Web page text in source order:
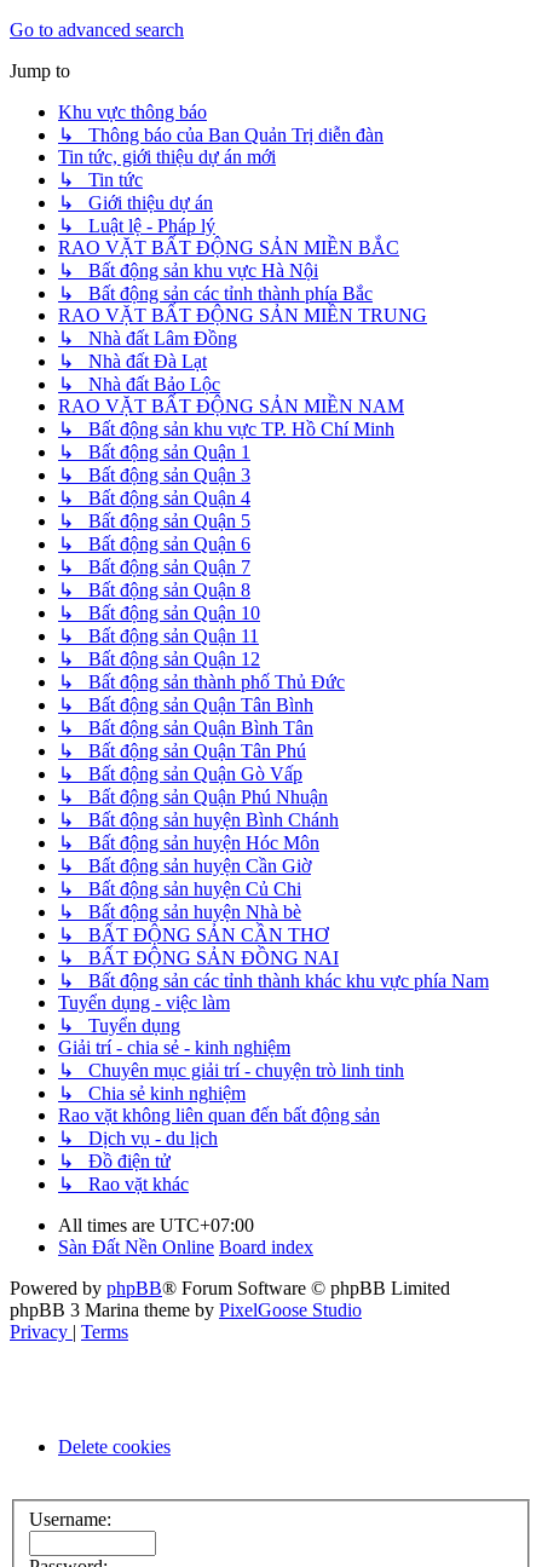
Go to advanced search
Jump to
Khu vực thông báo
↳ Thông báo của Ban Quản Trị diễn đàn
Tin tức, giới thiệu dự án mới
↳ Tin tức
↳ Giới thiệu dự án
↳ Luật lệ - Pháp lý
RAO VẶT BẤT ĐỘNG SẢN MIỀN BẮC
↳ Bất động sản khu vực Hà Nội
↳ Bất động sản các tỉnh thành phía Bắc
RAO VẶT BẤT ĐỘNG SẢN MIỀN TRUNG
↳ Nhà đất Lâm Đồng
↳ Nhà đất Đà Lạt
↳ Nhà đất Bảo Lộc
RAO VẶT BẤT ĐỘNG SẢN MIỀN NAM
↳ Bất động sản khu vực TP. Hồ Chí Minh
↳ Bất động sản Quận 1
↳ Bất động sản Quận 3
↳ Bất động sản Quận 4
↳ Bất động sản Quận 5
↳ Bất động sản Quận 6
↳ Bất động sản Quận 7
↳ Bất động sản Quận 8
↳ Bất động sản Quận 10
↳ Bất động sản Quận 11
↳ Bất động sản Quận 12
↳ Bất động sản thành phố Thủ Đức
↳ Bất động sản Quận Tân Bình
↳ Bất động sản Quận Bình Tân
↳ Bất động sản Quận Tân Phú
↳ Bất động sản Quận Gò Vấp
↳ Bất động sản Quận Phú Nhuận
↳ Bất động sản huyện Bình Chánh
↳ Bất động sản huyện Hóc Môn
↳ Bất động sản huyện Cần Giờ
↳ Bất động sản huyện Củ Chi
↳ Bất động sản huyện Nhà bè
↳ BẤT ĐỘNG SẢN CẦN THƠ
↳ BẤT ĐỘNG SẢN ĐỒNG NAI
↳ Bất động sản các tỉnh thành khác khu vực phía Nam
Tuyển dụng - việc làm
↳ Tuyển dụng
Giải trí - chia sẻ - kinh nghiệm
↳ Chuyên mục giải trí - chuyện trò linh tinh
↳ Chia sẻ kinh nghiệm
Rao vặt không liên quan đến bất động sản
↳ Dịch vụ - du lịch
↳ Đồ điện tử
↳ Rao vặt khác
All times are UTC+07:00
Sàn Đất Nền Online Board index
Powered by phpBB® Forum Software © phpBB Limited
phpBB 3 Marina theme by PixelGoose Studio
Privacy | Terms
Delete cookies
Username: